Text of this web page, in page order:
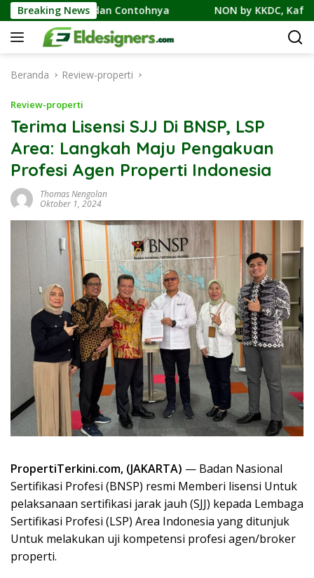
Langsung
ke
konten
Breaking News
Cicilan, dan Contohnya NON by KKDC, Kafe
Beranda Review-properti
Review-properti
Terima Lisensi SJJ Di BNSP, LSP
Area: Langkah Maju Pengakuan
Profesi Agen Properti Indonesia
Thomas Nengolan
Oktober 1, 2024
PropertiTerkini.com, (JAKARTA) — Badan Nasional
Sertifikasi Profesi (BNSP) resmi Memberi lisensi Untuk
pelaksanaan sertifikasi jarak jauh (SJJ) kepada Lembaga
Sertifikasi Profesi (LSP) Area Indonesia yang ditunjuk
Untuk melakukan uji kompetensi profesi agen/broker
properti.